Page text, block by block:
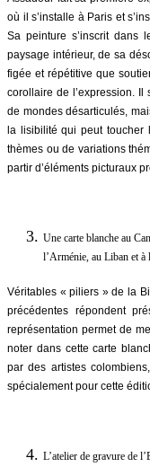
où il s’installe à Paris et
Sa peinture s’inscrit dans
paysage intérieur, de sa
figée et répétitive que
corollaire de l’expression.
de mondes désarticulés,
la lisibilité qui peut toucher
thèmes ou de variations
partir d’éléments picturaux
Une carte blanche au
l’Arménie, au Liban et à
Véritables « piliers » de la
précédentes répondent
représentation permet de
noter dans cette carte
par des artistes
spécialement pour cette
L’atelier de gravure de